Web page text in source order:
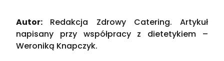
Autor: Redakcja Zdrowy Catering. Artykuł
napisany przy współpracy z dietetykiem –
Weroniką Knapczyk.